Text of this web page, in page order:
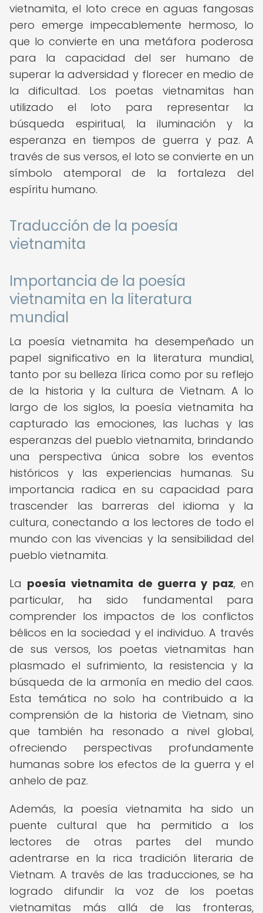
vietnamita, el loto crece en aguas fangosas
pero emerge impecablemente hermoso, lo
que lo convierte en una metáfora poderosa
para la capacidad del ser humano de
superar la adversidad y florecer en medio de
la dificultad. Los poetas vietnamitas han
utilizado el loto para representar la
búsqueda espiritual, la iluminación y la
esperanza en tiempos de guerra y paz. A
través de sus versos, el loto se convierte en un
símbolo atemporal de la fortaleza del
espíritu humano.
Traducción de la poesía
vietnamita
Importancia de la poesía
vietnamita en la literatura
mundial
La poesía vietnamita ha desempeñado un
papel significativo en la literatura mundial,
tanto por su belleza lírica como por su reflejo
de la historia y la cultura de Vietnam. A lo
largo de los siglos, la poesía vietnamita ha
capturado las emociones, las luchas y las
esperanzas del pueblo vietnamita, brindando
una perspectiva única sobre los eventos
históricos y las experiencias humanas. Su
importancia radica en su capacidad para
trascender las barreras del idioma y la
cultura, conectando a los lectores de todo el
mundo con las vivencias y la sensibilidad del
pueblo vietnamita.
La poesía vietnamita de guerra y paz, en
particular, ha sido fundamental para
comprender los impactos de los conflictos
bélicos en la sociedad y el individuo. A través
de sus versos, los poetas vietnamitas han
plasmado el sufrimiento, la resistencia y la
búsqueda de la armonía en medio del caos.
Esta temática no solo ha contribuido a la
comprensión de la historia de Vietnam, sino
que también ha resonado a nivel global,
ofreciendo perspectivas profundamente
humanas sobre los efectos de la guerra y el
anhelo de paz.
Además, la poesía vietnamita ha sido un
puente cultural que ha permitido a los
lectores de otras partes del mundo
adentrarse en la rica tradición literaria de
Vietnam. A través de las traducciones, se ha
logrado difundir la voz de los poetas
vietnamitas más allá de las fronteras,